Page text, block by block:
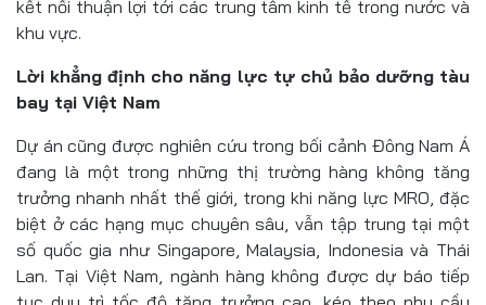
kết nối thuận lợi tới các trung tâm kinh tế trong nước và
khu vực.
Lời khẳng định cho năng lực tự chủ bảo dưỡng tàu
bay tại Việt Nam
Dự án cũng được nghiên cứu trong bối cảnh Đông Nam Á
đang là một trong những thị trường hàng không tăng
trưởng nhanh nhất thế giới, trong khi năng lực MRO, đặc
biệt ở các hạng mục chuyên sâu, vẫn tập trung tại một
số quốc gia như Singapore, Malaysia, Indonesia và Thái
Lan. Tại Việt Nam, ngành hàng không được dự báo tiếp